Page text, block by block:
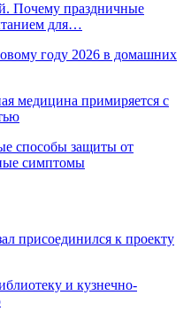
Почему праздничные
для…
году 2026 в домашних
медицина примиряется с
способы защиты от
симптомы
присоединился к проекту
и кузнечно-